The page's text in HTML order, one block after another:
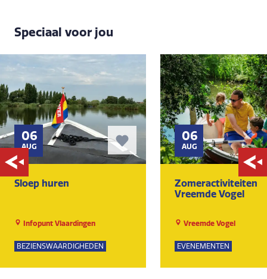
Speciaal voor jou
06
AUG
Sloep huren
Infopunt Vlaardingen
BEZIENSWAARDIGHEDEN
06
AUG
Zomeractiviteiten
Vreemde Vogel
Vreemde Vogel
EVENEMENTEN